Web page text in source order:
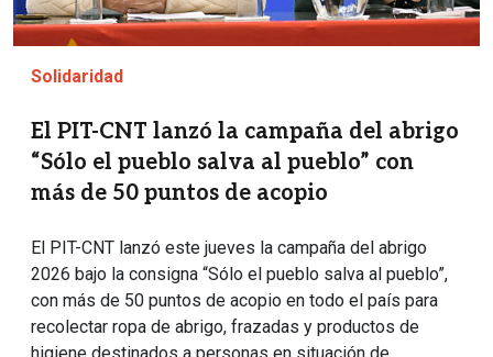
Solidaridad
El PIT-CNT lanzó la campaña del abrigo
“Sólo el pueblo salva al pueblo” con
más de 50 puntos de acopio
El PIT-CNT lanzó este jueves la campaña del abrigo
2026 bajo la consigna “Sólo el pueblo salva al pueblo”,
con más de 50 puntos de acopio en todo el país para
recolectar ropa de abrigo, frazadas y productos de
higiene destinados a personas en situación de